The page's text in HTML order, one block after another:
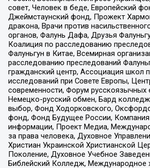
совет, Человек в беде, Европейский
Джеймстаунский фонд, Прожект
дракона, Врачи против
органов, Фалунь Дафа, Друзья
Коалиция по расследованию
Фалуньгун в Китае, Всемирная
расследованию преследований
гражданский центр, Ассоциация школ
исследований при Совете Европы,
современности, Форум русскоязычных
Немецко-русский обмен, Бард
выбор, Фонд Ходорковского,
фонд, Фонд Будущее России,
информации, Проект Медиа,
за права человека, Духовное
Христиан Украинской Христианской
Поколение, Духовное Учебное
Библейский Колледж, Международное